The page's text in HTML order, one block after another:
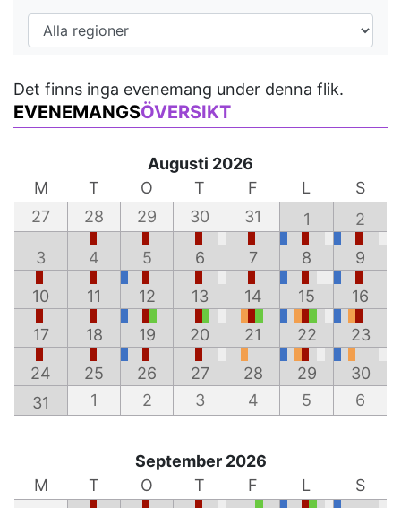
Det finns inga evenemang under denna flik.
EVENEMANGSÖVERSIKT
Augusti 2026
M
T O T F L
S
27
28 29 30 31 1 2
3 4 5 6 7 8 9
10 11 12 13 14 15 16
17 18 19 20 21 22 23
24 25 26 27 28 29
30
31
1 2 3 4 5 6
September 2026
M
T O T F L
S